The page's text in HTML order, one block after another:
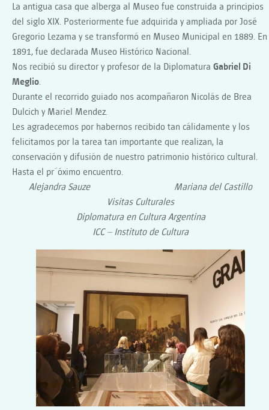
La antigua casa que alberga al Museo fue construida a principios
del siglo XIX. Posteriormente fue adquirida y ampliada por José
Gregorio Lezama y se transformó en Museo Municipal en 1889. En
1891, fue declarada Museo Histórico Nacional.
Nos recibió su director y profesor de la Diplomatura Gabriel Di
Meglio.
Durante el recorrido guiado nos acompañaron Nicolás de Brea
Dulcich y Mariel Mendez.
Les agradecemos por habernos recibido tan cálidamente y los
felicitamos por la tarea tan importante que realizan, la
conservación y difusión de nuestro patrimonio histórico cultural.
Hasta el pr´óximo encuentro.
Alejandra Sauze Mariana del Castillo
Visitas Culturales
Diplomatura en Cultura Argentina
ICC – Instituto de Cultura